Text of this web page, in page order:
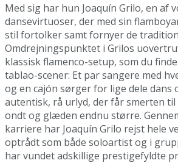
Med sig har hun Joaquín Grilo, en af
dansevirtuoser, der med sin
stil fortolker samt fornyer de
Omdrejningspunktet i Grilos
klassisk flamenco-setup, som du
tablao-scener: Et par sangere med
og en cajón sørger for lige dele dans
autentisk, rå urlyd, der får smerten
ondt og glæden endnu større.
karriere har Joaquín Grilo rejst hele
optrådt som både soloartist og i
har vundet adskillige prestigefyldte